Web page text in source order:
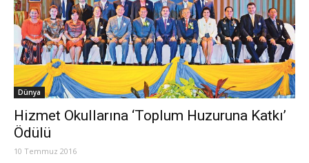
Dünya
Hizmet Okullarına ‘Toplum Huzuruna Katkı’
Ödülü
10 Temmuz 2016